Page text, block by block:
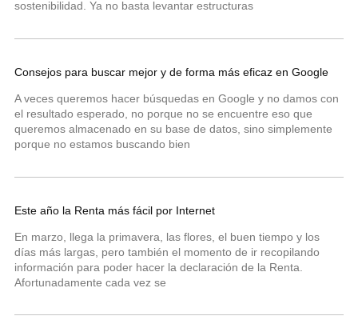
sostenibilidad. Ya no basta levantar estructuras
Consejos para buscar mejor y de forma más eficaz en Google
A veces queremos hacer búsquedas en Google y no damos con
el resultado esperado, no porque no se encuentre eso que
queremos almacenado en su base de datos, sino simplemente
porque no estamos buscando bien
Este año la Renta más fácil por Internet
En marzo, llega la primavera, las flores, el buen tiempo y los
días más largas, pero también el momento de ir recopilando
información para poder hacer la declaración de la Renta.
Afortunadamente cada vez se